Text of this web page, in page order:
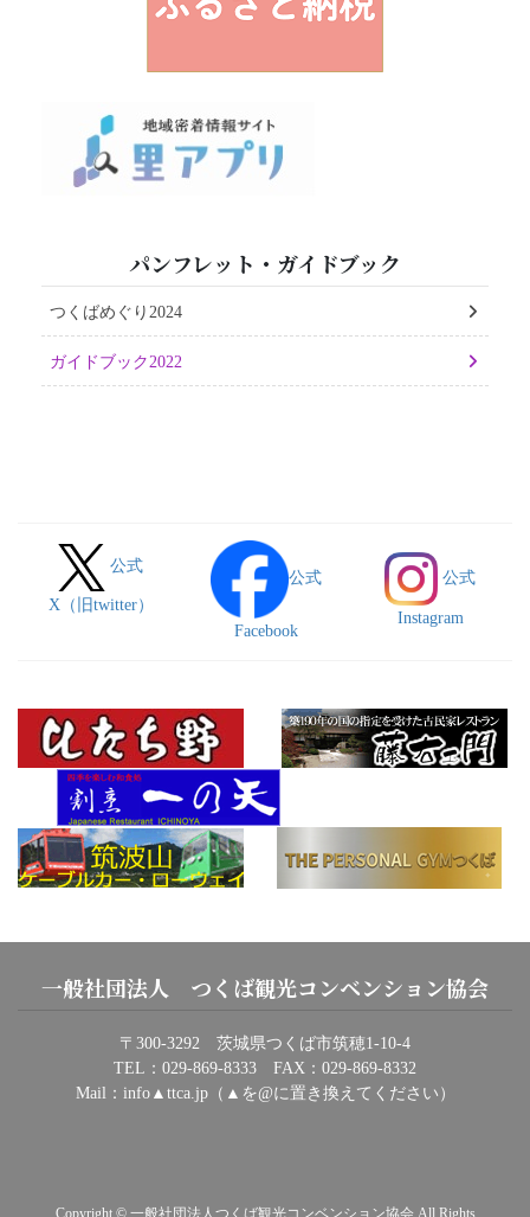
パンフレット・ガイドブック
つくばめぐり2024
ガイドブック2022
公式
X（旧twitter）
公式
Facebook
公式
Instagram
一般社団法人 つくば観光コンベンション協会
〒300-3292 茨城県つくば市筑穂1-10-4
TEL：029-869-8333 FAX：029-869-8332
Mail：info▲ttca.jp（▲を@に置き換えてください）
Copyright © 一般社団法人つくば観光コンベンション協会 All Rights